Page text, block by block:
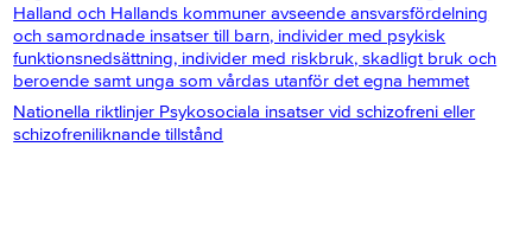
Halland och Hallands kommuner avseende ansvarsfördelning
och samordnade insatser till barn, individer med psykisk
funktionsnedsättning, individer med riskbruk, skadligt bruk och
beroende samt unga som vårdas utanför det egna hemmet
Nationella riktlinjer Psykosociala insatser vid schizofreni eller
schizofreniliknande tillstånd